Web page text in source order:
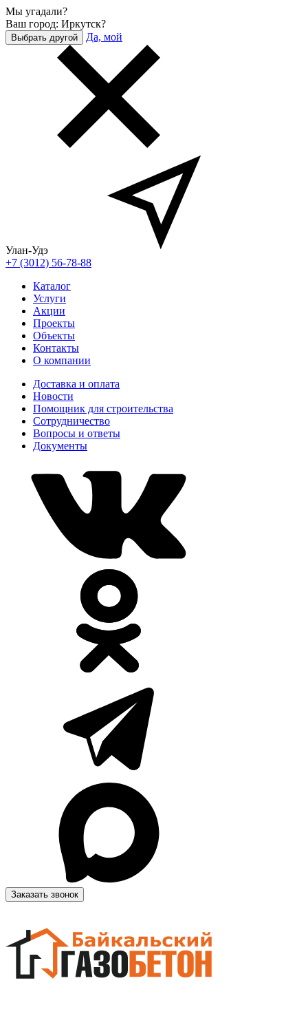
Мы угадали?
Ваш город: Иркутск?
Выбрать другой Да, мой
Улан-Удэ
+7 (3012) 56-78-88
Каталог
Услуги
Акции
Проекты
Объекты
Контакты
О компании
Доставка и оплата
Новости
Помощник для строительства
Сотрудничество
Вопросы и ответы
Документы
Заказать звонок